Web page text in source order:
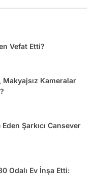
Vefat Etti?
Makyajsız Kameralar
Şarkıcı Cansever
Odalı Ev İnşa Etti: